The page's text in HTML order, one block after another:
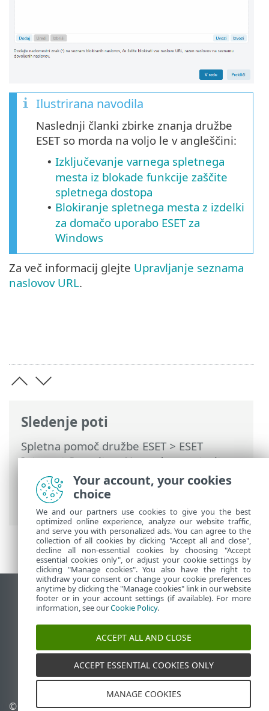
Sledenje poti
Spletna pomoč družbe ESET> ESET
Internet Security>Napredne nastavitve
Zaščite >Zaščita spletnega dostopa>
Upravljanje seznama naslovov URL
Seznam naslovov
Ilustrirana navodila
Naslednji članki zbirke znanja družbe
ESET so morda na voljo le v angleščini:
• Izključevanje varnega spletnega
mesta iz blokade funkcije zaščite
spletnega dostopa
• Blokiranje spletnega mesta z izdelki
za domačo uporabo ESET za
Windows
Za več informacij glejte Upravljanje seznama
naslovov URL.
Prikaz mesta na namizju
End of Life
Zbirka znanja družbe ESET
Forum družbe ESET
ESET Status Portal
Podpora v regiji
© 1992 - 2025 ESET, spol. s r. Upravljanje piškotkov
Your account, your cookies
choice
We and our partners use cookies to give you the best
optimized online experience, analyze our website traffic,
and serve you with personalized ads. You can agree to the
collection of all cookies by clicking "Accept all and close",
decline all non-essential cookies by choosing "Accept
essential cookies only", or adjust your cookie settings by
clicking "Manage cookies". You also have the right to
withdraw your consent or change your cookie preferences
anytime by clicking the "Manage cookies" link in our website
footer or in your account settings (if available). For more
information, see ourCookie Policy.
ACCEPT ALL AND CLOSE
ACCEPT ESSENTIAL COOKIES ONLY
MANAGE COOKIES